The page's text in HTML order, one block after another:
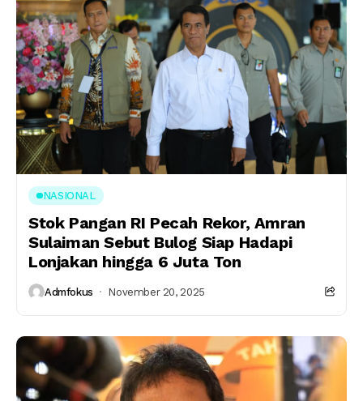
NASIONAL
Stok Pangan RI Pecah Rekor, Amran
Sulaiman Sebut Bulog Siap Hadapi
Lonjakan hingga 6 Juta Ton
Admfokus November 20, 2025